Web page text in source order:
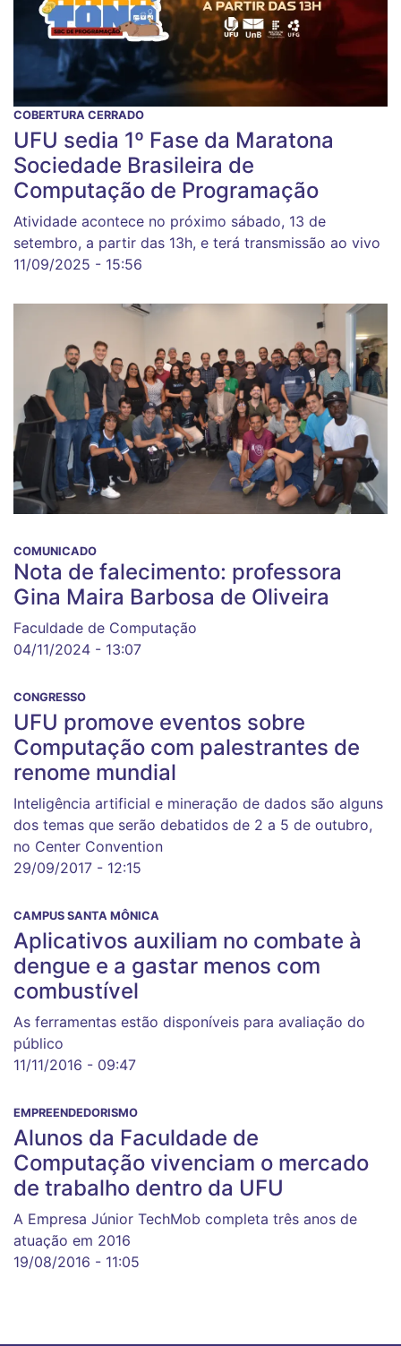
COBERTURA CERRADO
UFU sedia 1º Fase da Maratona
Sociedade Brasileira de
Computação de Programação
Atividade acontece no próximo sábado, 13 de
setembro, a partir das 13h, e terá transmissão ao vivo
11/09/2025 - 15:56
COMUNICADO
Nota de falecimento: professora
Gina Maira Barbosa de Oliveira
Faculdade de Computação
04/11/2024 - 13:07
CONGRESSO
UFU promove eventos sobre
Computação com palestrantes de
renome mundial
Inteligência artificial e mineração de dados são alguns
dos temas que serão debatidos de 2 a 5 de outubro,
no Center Convention
29/09/2017 - 12:15
CAMPUS SANTA MÔNICA
Aplicativos auxiliam no combate à
dengue e a gastar menos com
combustível
As ferramentas estão disponíveis para avaliação do
público
11/11/2016 - 09:47
EMPREENDEDORISMO
Alunos da Faculdade de
Computação vivenciam o mercado
de trabalho dentro da UFU
A Empresa Júnior TechMob completa três anos de
atuação em 2016
19/08/2016 - 11:05